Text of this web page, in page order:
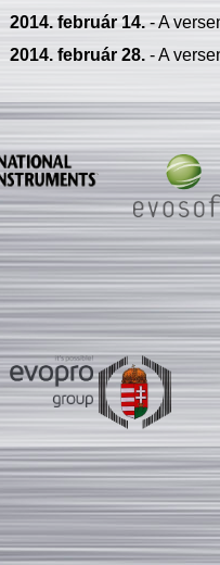
2014. február 14.- A
2014. február 28.- A